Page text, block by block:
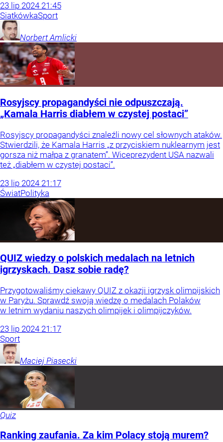
23 lip 2024 21:45
SiatkówkaSport
Norbert Amlicki
Rosyjscy propagandyści nie odpuszczają.
„Kamala Harris diabłem w czystej postaci”
Rosyjscy propagandyści znaleźli nowy cel słownych ataków.
Stwierdzili, że Kamala Harris „z przyciskiem nuklearnym jest
gorsza niż małpa z granatem”. Wiceprezydent USA nazwali
też „diabłem w czystej postaci”.
23 lip 2024 21:17
ŚwiatPolityka
QUIZ wiedzy o polskich medalach na letnich
igrzyskach. Dasz sobie radę?
Przygotowaliśmy ciekawy QUIZ z okazji igrzysk olimpijskich
w Paryżu. Sprawdź swoją wiedzę o medalach Polaków
w letnim wydaniu naszych olimpijek i olimpijczyków.
23 lip 2024 21:17
Sport
Maciej Piasecki
Quiz
Ranking zaufania. Za kim Polacy stoją murem?